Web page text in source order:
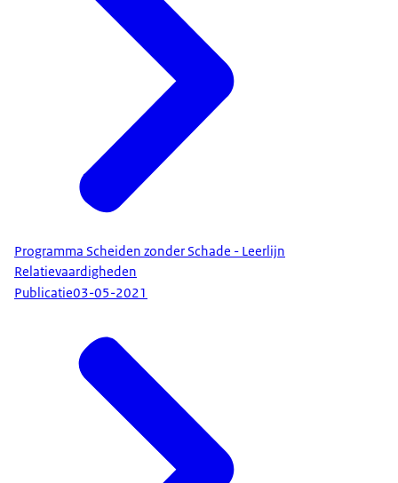
Programma Scheiden zonder Schade - Leerlijn
Relatievaardigheden
Publicatie03-05-2021